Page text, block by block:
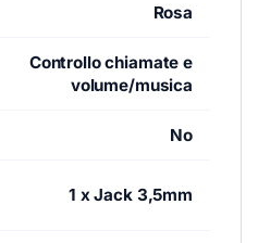
Rosa
Controllo chiamate e
volume/musica
No
1 x Jack 3,5mm